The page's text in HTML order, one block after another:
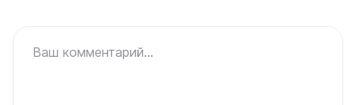
Ваш комментарий...